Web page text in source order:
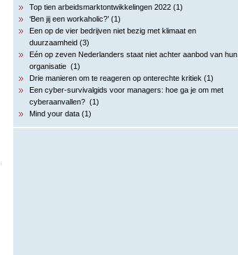
Top tien arbeidsmarktontwikkelingen 2022 (1)
‘Ben jij een workaholic?’ (1)
Een op de vier bedrijven niet bezig met klimaat en
duurzaamheid (3)
Eén op zeven Nederlanders staat niet achter aanbod van hun
organisatie (1)
Drie manieren om te reageren op onterechte kritiek (1)
Een cyber-survivalgids voor managers: hoe ga je om met
cyberaanvallen? (1)
Mind your data (1)